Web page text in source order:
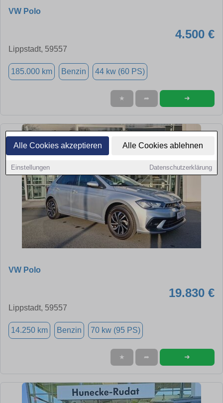
Alle Cookies akzeptieren Alle Cookies ablehnen
Einstellungen Datenschutzerklärung
VW Polo
4.500 €
Lippstadt, 59557
185.000 km Benzin 44 kw (60 PS)
★ ➦ ➜
VW Polo
19.830 €
Lippstadt, 59557
14.250 km Benzin 70 kw (95 PS)
★ ➦ ➜